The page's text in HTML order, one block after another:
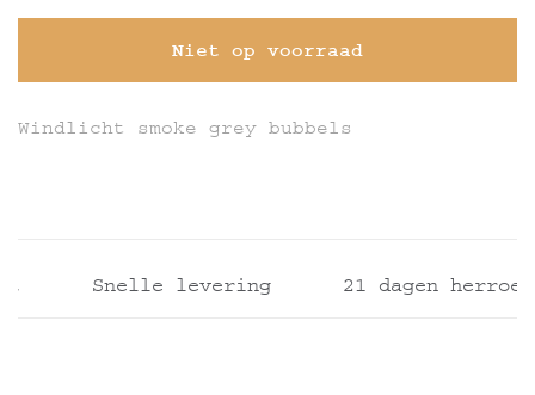
Niet op voorraad
Windlicht smoke grey bubbels
Snelle levering 21 dagen